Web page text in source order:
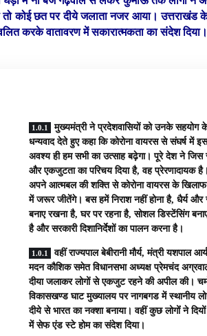
कोई छत पर दीये जलाता नजर आया। उत्तराखंड
करके वातावरण में सकारात्मकता का संदेश दिया।
मुख्यमंत्री ने प्रदेशवासियों को उनके सहयोग
धन्यवाद देते हुए कहा कि कोरोना वायरस से संघर्ष में
अवश्य ही हम सभी का उत्साह बढ़ेगा। पूरे देश ने
और एकजुटता का परिचय दिया है, वह प्रेरणादायक
अपने आत्मबल की शक्ति से कोरोना वायरस के
में जरूर जीतेंगे। बस हमें निराश नहीं होना है, धैर्य
बनाए रखना है, घर पर रहना है, सोशल डिस्टेंसिंग
है और सरकारी दिशानिर्देशों का पालन करना है।
वहीं राज्यपाल बेबीरानी मौर्य, मंत्री यशपाल
मदन कौशिक समेत विधानसभा अध्यक्ष प्रेमचंद
दीया जलाकर लोगों से एकजुट रहने की अपील की।
विकासखण्ड घाट मुख्यालय पर नागबगड में स्थानीय
दीये से भारत का नक्शा बनाया। वहीं कुछ लोगोंं ने
में सेफ एंड स्टे होम का संदेश दिया।